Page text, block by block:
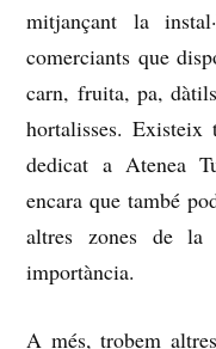
mitjançant la
comerciants que
carn, fruita, pa,
hortalisses. Existeix
dedicat a Atenea
encara que també
altres zones de
importància.
A més, trobem